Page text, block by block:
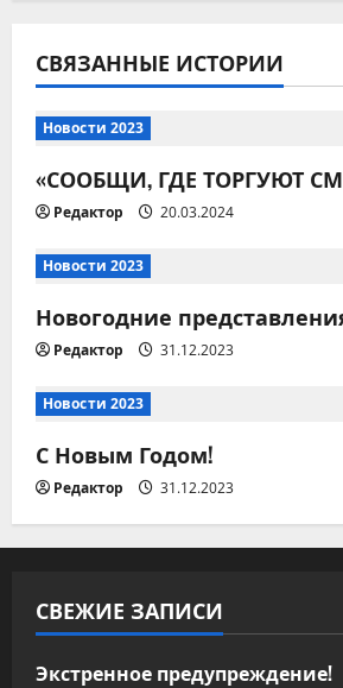
ц
и
я
п
о
з
а
п
и
с
я
м
СВЯЗАННЫЕ ИСТОРИИ
Новости 2023
«СООБЩИ, ГДЕ ТОРГУЮТ
Редактор 20.03.2024
Новости 2023
Новогодние
Редактор 31.12.2023
Новости 2023
С Новым Годом!
Редактор 31.12.2023
СВЕЖИЕ ЗАПИСИ
Экстренное предупреждение!